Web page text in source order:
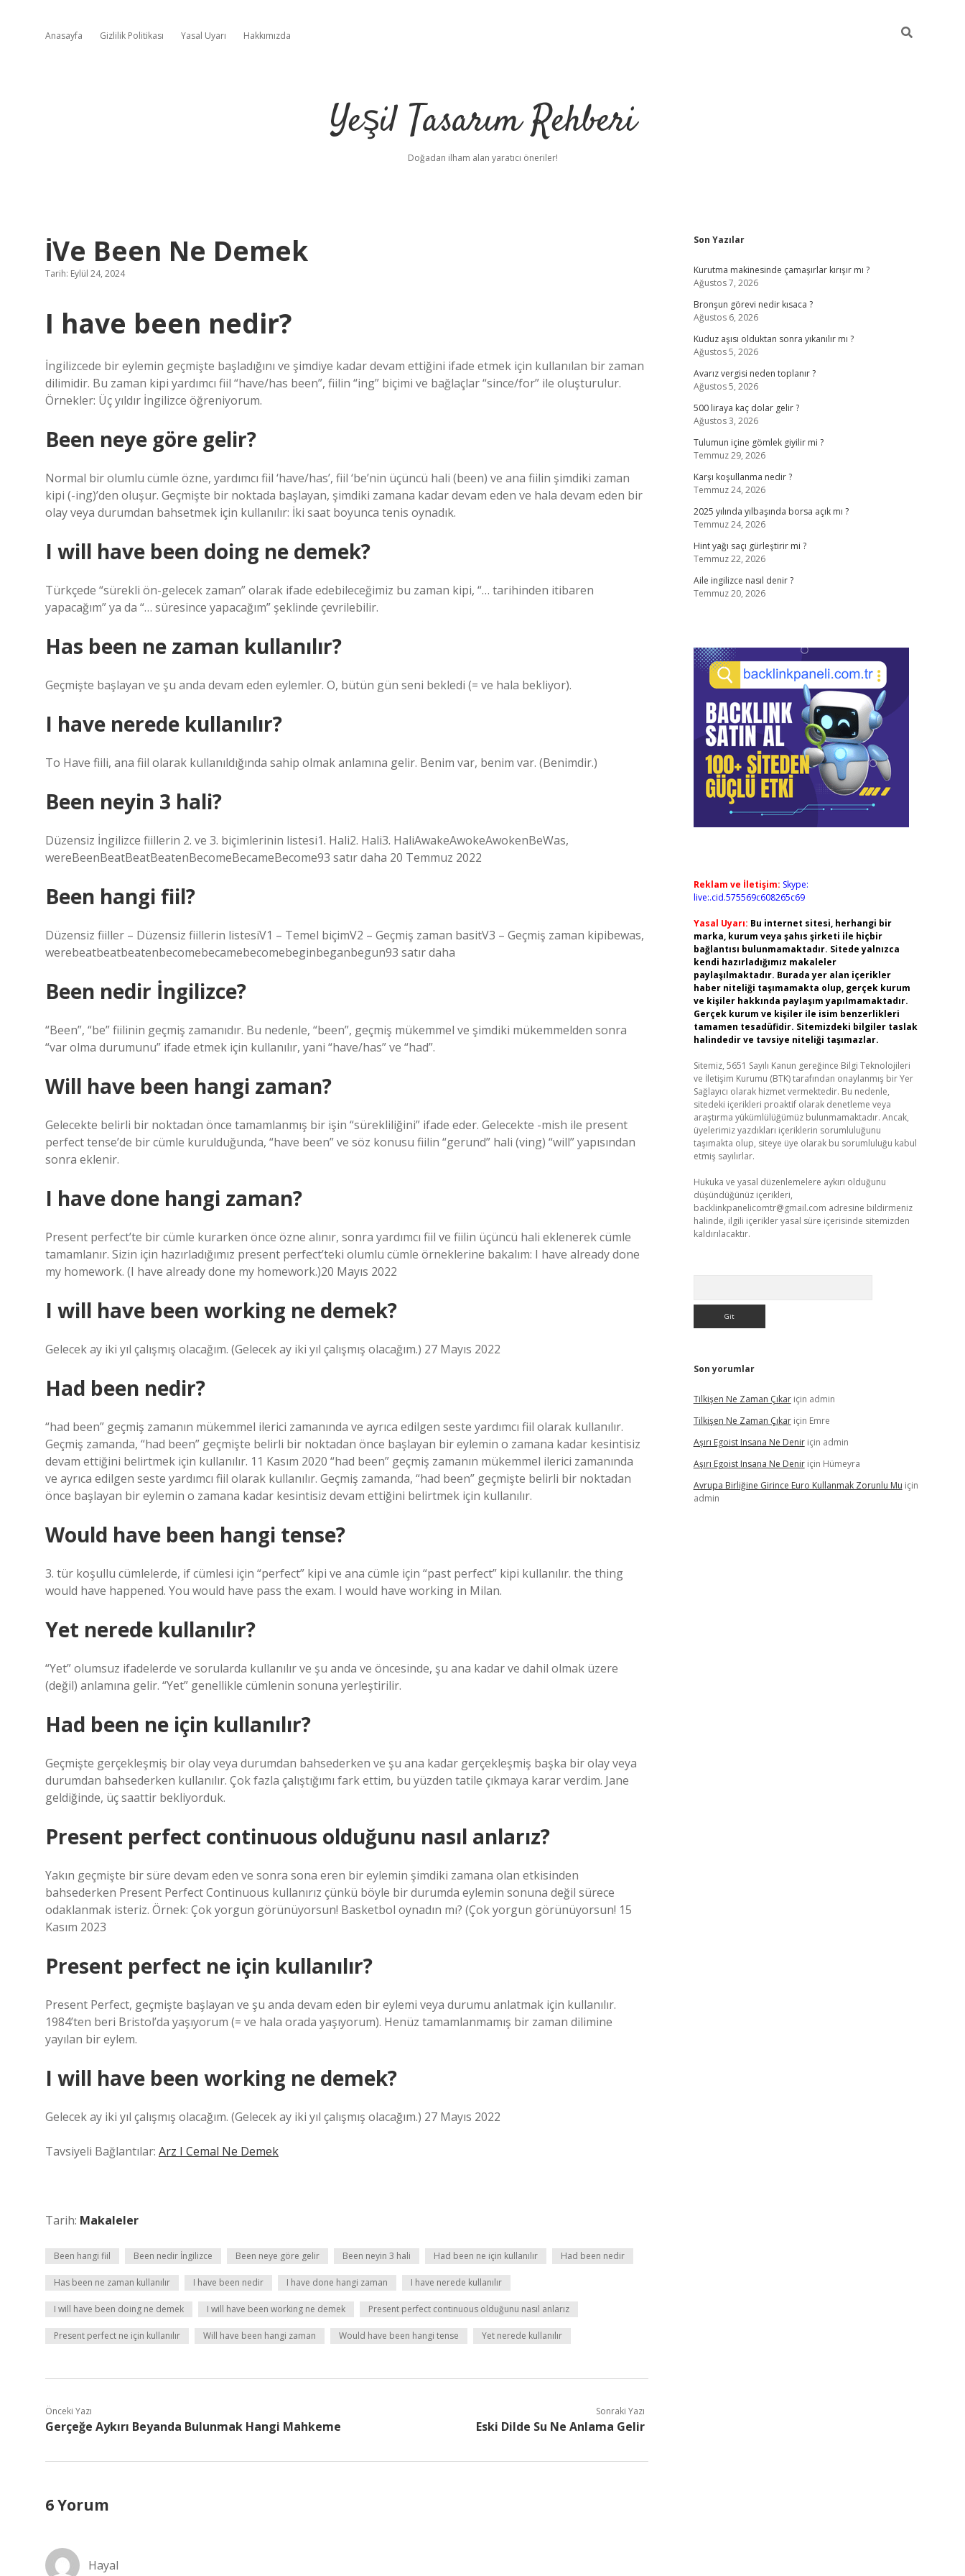
Anasayfa Gizlilik Politikası Yasal Uyarı Hakkımızda
Yeşil Tasarım Rehberi
Doğadan ilham alan yaratıcı öneriler!
İVe Been Ne Demek
Tarih: Eylül 24, 2024
I have been nedir?
İngilizcede bir eylemin geçmişte başladığını ve şimdiye kadar devam ettiğini ifade etmek için kullanılan bir zaman
dilimidir. Bu zaman kipi yardımcı fiil “have/has been”, fiilin “ing” biçimi ve bağlaçlar “since/for” ile oluşturulur.
Örnekler: Üç yıldır İngilizce öğreniyorum.
Been neye göre gelir?
Normal bir olumlu cümle özne, yardımcı fiil ‘have/has’, fiil ‘be’nin üçüncü hali (been) ve ana fiilin şimdiki zaman
kipi (-ing)’den oluşur. Geçmişte bir noktada başlayan, şimdiki zamana kadar devam eden ve hala devam eden bir
olay veya durumdan bahsetmek için kullanılır: İki saat boyunca tenis oynadık.
I will have been doing ne demek?
Türkçede “sürekli ön-gelecek zaman” olarak ifade edebileceğimiz bu zaman kipi, “… tarihinden itibaren
yapacağım” ya da “… süresince yapacağım” şeklinde çevrilebilir.
Has been ne zaman kullanılır?
Geçmişte başlayan ve şu anda devam eden eylemler. O, bütün gün seni bekledi (= ve hala bekliyor).
I have nerede kullanılır?
To Have fiili, ana fiil olarak kullanıldığında sahip olmak anlamına gelir. Benim var, benim var. (Benimdir.)
Been neyin 3 hali?
Düzensiz İngilizce fiillerin 2. ve 3. biçimlerinin listesi1. Hali2. Hali3. HaliAwakeAwokeAwokenBeWas,
wereBeenBeatBeatBeatenBecomeBecameBecome93 satır daha 20 Temmuz 2022
Been hangi fiil?
Düzensiz fiiller – Düzensiz fiillerin listesiV1 – Temel biçimV2 – Geçmiş zaman basitV3 – Geçmiş zaman kipibewas,
werebeatbeatbeatenbecomebecamebecomebeginbeganbegun93 satır daha
Been nedir İngilizce?
“Been”, “be” fiilinin geçmiş zamanıdır. Bu nedenle, “been”, geçmiş mükemmel ve şimdiki mükemmelden sonra
“var olma durumunu” ifade etmek için kullanılır, yani “have/has” ve “had”.
Will have been hangi zaman?
Gelecekte belirli bir noktadan önce tamamlanmış bir işin “sürekliliğini” ifade eder. Gelecekte -mish ile present
perfect tense’de bir cümle kurulduğunda, “have been” ve söz konusu fiilin “gerund” hali (ving) “will” yapısından
sonra eklenir.
I have done hangi zaman?
Present perfect’te bir cümle kurarken önce özne alınır, sonra yardımcı fiil ve fiilin üçüncü hali eklenerek cümle
tamamlanır. Sizin için hazırladığımız present perfect’teki olumlu cümle örneklerine bakalım: I have already done
my homework. (I have already done my homework.)20 Mayıs 2022
I will have been working ne demek?
Gelecek ay iki yıl çalışmış olacağım. (Gelecek ay iki yıl çalışmış olacağım.) 27 Mayıs 2022
Had been nedir?
“had been” geçmiş zamanın mükemmel ilerici zamanında ve ayrıca edilgen seste yardımcı fiil olarak kullanılır.
Geçmiş zamanda, “had been” geçmişte belirli bir noktadan önce başlayan bir eylemin o zamana kadar kesintisiz
devam ettiğini belirtmek için kullanılır. 11 Kasım 2020 “had been” geçmiş zamanın mükemmel ilerici zamanında
ve ayrıca edilgen seste yardımcı fiil olarak kullanılır. Geçmiş zamanda, “had been” geçmişte belirli bir noktadan
önce başlayan bir eylemin o zamana kadar kesintisiz devam ettiğini belirtmek için kullanılır.
Would have been hangi tense?
3. tür koşullu cümlelerde, if cümlesi için “perfect” kipi ve ana cümle için “past perfect” kipi kullanılır. the thing
would have happened. You would have pass the exam. I would have working in Milan.
Yet nerede kullanılır?
“Yet” olumsuz ifadelerde ve sorularda kullanılır ve şu anda ve öncesinde, şu ana kadar ve dahil olmak üzere
(değil) anlamına gelir. “Yet” genellikle cümlenin sonuna yerleştirilir.
Had been ne için kullanılır?
Geçmişte gerçekleşmiş bir olay veya durumdan bahsederken ve şu ana kadar gerçekleşmiş başka bir olay veya
durumdan bahsederken kullanılır. Çok fazla çalıştığımı fark ettim, bu yüzden tatile çıkmaya karar verdim. Jane
geldiğinde, üç saattir bekliyorduk.
Present perfect continuous olduğunu nasıl anlarız?
Yakın geçmişte bir süre devam eden ve sonra sona eren bir eylemin şimdiki zamana olan etkisinden
bahsederken Present Perfect Continuous kullanırız çünkü böyle bir durumda eylemin sonuna değil sürece
odaklanmak isteriz. Örnek: Çok yorgun görünüyorsun! Basketbol oynadın mı? (Çok yorgun görünüyorsun! 15
Kasım 2023
Present perfect ne için kullanılır?
Present Perfect, geçmişte başlayan ve şu anda devam eden bir eylemi veya durumu anlatmak için kullanılır.
1984’ten beri Bristol’da yaşıyorum (= ve hala orada yaşıyorum). Henüz tamamlanmamış bir zaman dilimine
yayılan bir eylem.
I will have been working ne demek?
Gelecek ay iki yıl çalışmış olacağım. (Gelecek ay iki yıl çalışmış olacağım.) 27 Mayıs 2022
Tavsiyeli Bağlantılar: Arz I Cemal Ne Demek
Tarih: Makaleler
Been hangi fiil Been nedir İngilizce Been neye göre gelir Been neyin 3 hali Had been ne için kullanılır Had been nedir
Has been ne zaman kullanılır I have been nedir I have done hangi zaman I have nerede kullanılır
I will have been doing ne demek I will have been working ne demek Present perfect continuous olduğunu nasıl anlarız
Present perfect ne için kullanılır Will have been hangi zaman Would have been hangi tense Yet nerede kullanılır
Önceki Yazı
Gerçeğe Aykırı Beyanda Bulunmak Hangi Mahkeme
Sonraki Yazı
Eski Dilde Su Ne Anlama Gelir
6 Yorum
Hayal
Sidebar
Son Yazılar
Kurutma makinesinde çamaşırlar kırışır mı ?
Ağustos 7, 2026
Bronşun görevi nedir kısaca ?
Ağustos 6, 2026
Kuduz aşısı olduktan sonra yıkanılır mı ?
Ağustos 5, 2026
Avarız vergisi neden toplanır ?
Ağustos 5, 2026
500 liraya kaç dolar gelir ?
Ağustos 3, 2026
Tulumun içine gömlek giyilir mi ?
Temmuz 29, 2026
Karşı koşullanma nedir ?
Temmuz 24, 2026
2025 yılında yılbaşında borsa açık mı ?
Temmuz 24, 2026
Hint yağı saçı gürleştirir mi ?
Temmuz 22, 2026
Aile ingilizce nasıl denir ?
Temmuz 20, 2026
Reklam ve İletişim: Skype:
live:.cid.575569c608265c69
Yasal Uyarı: Bu internet sitesi, herhangi bir
marka, kurum veya şahıs şirketi ile hiçbir
bağlantısı bulunmamaktadır. Sitede yalnızca
kendi hazırladığımız makaleler
paylaşılmaktadır. Burada yer alan içerikler
haber niteliği taşımamakta olup, gerçek kurum
ve kişiler hakkında paylaşım yapılmamaktadır.
Gerçek kurum ve kişiler ile isim benzerlikleri
tamamen tesadüfidir. Sitemizdeki bilgiler taslak
halindedir ve tavsiye niteliği taşımazlar.
Sitemiz, 5651 Sayılı Kanun gereğince Bilgi Teknolojileri
ve İletişim Kurumu (BTK) tarafından onaylanmış bir Yer
Sağlayıcı olarak hizmet vermektedir. Bu nedenle,
sitedeki içerikleri proaktif olarak denetleme veya
araştırma yükümlülüğümüz bulunmamaktadır. Ancak,
üyelerimiz yazdıkları içeriklerin sorumluluğunu
taşımakta olup, siteye üye olarak bu sorumluluğu kabul
etmiş sayılırlar.
Hukuka ve yasal düzenlemelere aykırı olduğunu
düşündüğünüz içerikleri,
backlinkpanelicomtr@gmail.com adresine bildirmeniz
halinde, ilgili içerikler yasal süre içerisinde sitemizden
kaldırılacaktır.
Son yorumlar
Tilkişen Ne Zaman Çıkariçin admin
Tilkişen Ne Zaman Çıkariçin Emre
Aşırı Egoist Insana Ne Deniriçin admin
Aşırı Egoist Insana Ne Deniriçin Hümeyra
Avrupa Birliğine Girince Euro Kullanmak Zorunlu Mu için
admin
https://hiltonbet-giris.com/